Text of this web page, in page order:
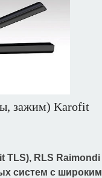
зажим) Karofit
TLS), RLS Raimondi
систем с широким